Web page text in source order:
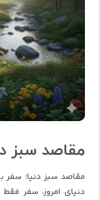
مقاصد سبز
مقاصد سبز دنیا؛ سفر
دنیای امروز، سفر